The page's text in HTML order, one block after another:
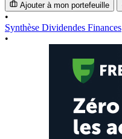
Ajouter à mon portefeuille
•
Synthèse Dividendes Finances
•